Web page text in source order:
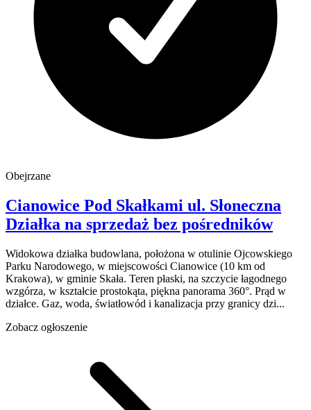
Obejrzane
Cianowice Pod Skałkami ul. Słoneczna
Działka na sprzedaż bez pośredników
Widokowa działka budowlana, położona w otulinie Ojcowskiego
Parku Narodowego, w miejscowości Cianowice (10 km od
Krakowa), w gminie Skała. Teren płaski, na szczycie łagodnego
wzgórza, w kształcie prostokąta, piękna panorama 360°. Prąd w
działce. Gaz, woda, światłowód i kanalizacja przy granicy dzi...
Zobacz ogłoszenie